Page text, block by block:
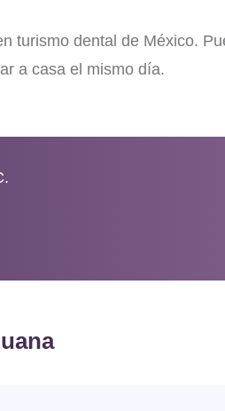
turismo dental de México.
a casa el mismo día.